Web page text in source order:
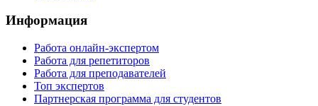
Информация
Работа онлайн-экспертом
Работа для репетиторов
Работа для преподавателей
Топ экспертов
Партнерская программа для студентов